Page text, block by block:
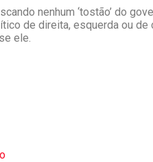
nenhum ‘tostão’ do
de direita, esquerda ou de
ele.